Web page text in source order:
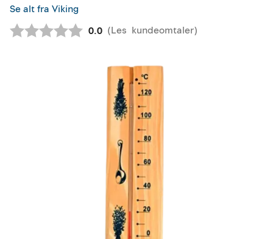
Se alt fra Viking
Gjennomsnittskarakter:
0.0 (Les kundeomtaler)